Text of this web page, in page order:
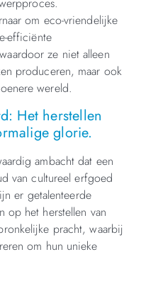
om eco-vriendelijke
efficiënte
ze niet alleen
produceren, maar ook
wereld.
Het herstellen
glorie.
ambacht dat een
van cultureel erfgoed
er getalenteerde
op het herstellen van
pracht, waarbij
om hun unieke